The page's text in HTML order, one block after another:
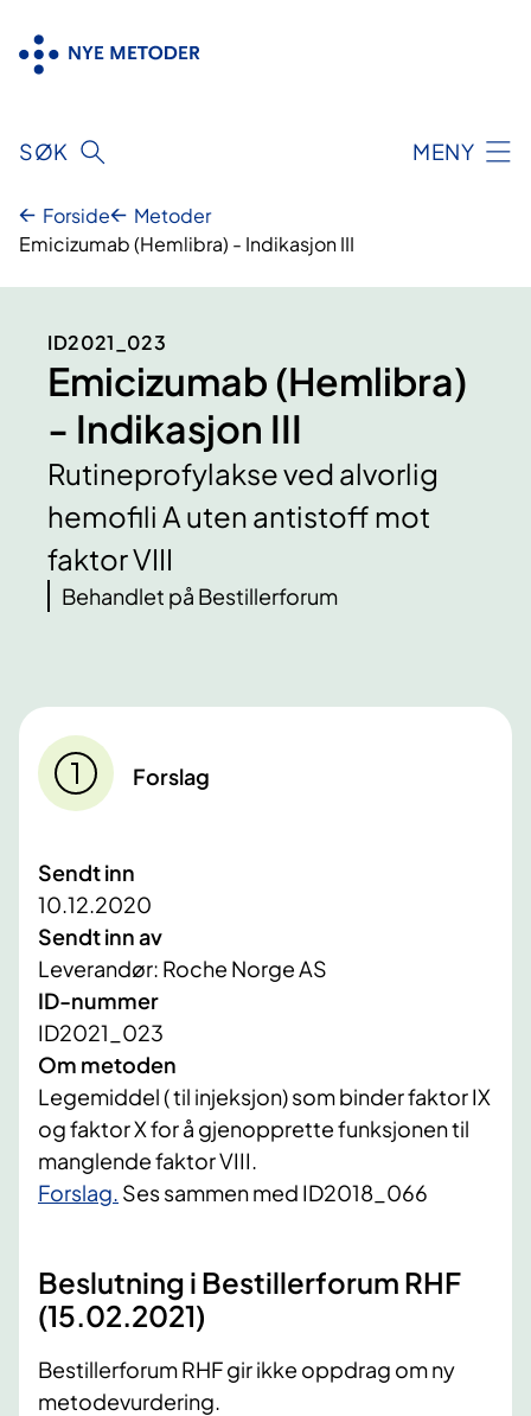
innhold
SØK MENY
Forside
Metoder
Emicizumab (Hemlibra) - Indikasjon III
ID2021_023
Emicizumab (Hemlibra)
- Indikasjon III
Rutineprofylakse ved alvorlig
hemofili A uten antistoff mot
faktor VIII
Behandlet på Bestillerforum
Forslag
Sendt inn
10.12.2020
Sendt inn av
Leverandør: Roche Norge AS
ID-nummer
ID2021_023
Om metoden
Legemiddel ( til injeksjon) som binder faktor IX
og faktor X for å gjenopprette funksjonen til
manglende faktor VIII.
​Forslag. Ses sammen med ID2018_066
Beslutning i Bestillerforum RHF
(15.02.2021)
Bestillerforum RHF gir ikke oppdrag om ny
metodevurdering.